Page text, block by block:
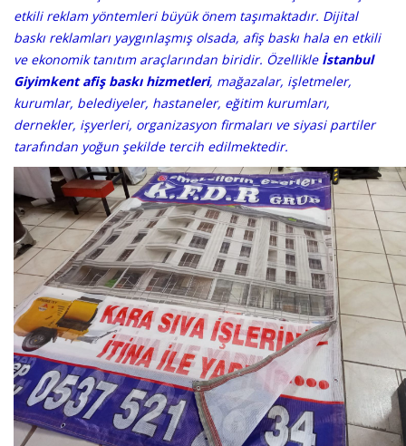
etkili reklam yöntemleri büyük önem taşımaktadır. Dijital
baskı reklamları yaygınlaşmış olsada, afiş baskı hala en etkili
ve ekonomik tanıtım araçlarından biridir. Özellikle İstanbul
Giyimkent afiş baskı hizmetleri, mağazalar, işletmeler,
kurumlar, belediyeler, hastaneler, eğitim kurumları,
dernekler, işyerleri, organizasyon firmaları ve siyasi partiler
tarafından yoğun şekilde tercih edilmektedir.